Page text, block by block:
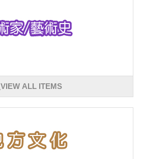
VIEW ALL ITEMS